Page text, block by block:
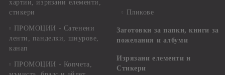
хартии, изрязани елементи,
стикери
ПРОМОЦИИ - Сатенени
ленти, панделки, шнурове,
канап
ПРОМОЦИИ - Копчета,
Пликове
Заготовки за папки, книги за
пожелания и албуми
Изрязани елементи и
Стикери